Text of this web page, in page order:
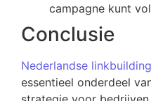
campagne kunt
Conclusie
Nederlandse
essentieel onderdeel